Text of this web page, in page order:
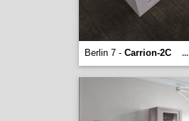
Berlin 7 - Carrion-2C ...